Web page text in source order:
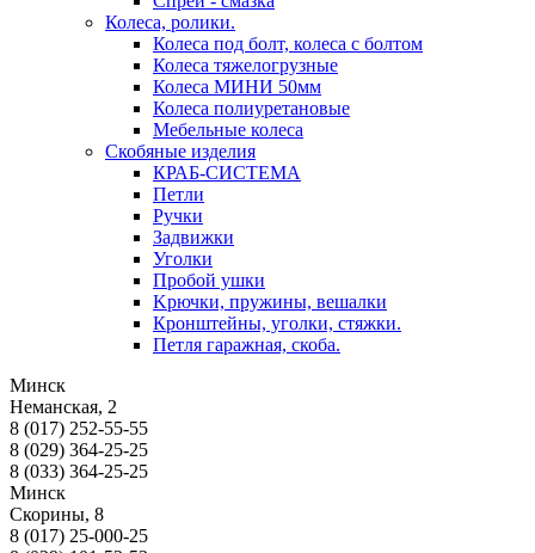
Колеса, ролики.
Колеса под болт, колеса с болтом
Колеса тяжелогрузные
Колеса МИНИ 50мм
Колеса полиуретановые
Мебельные колеса
Скобяные изделия
КРАБ-СИСТЕМА
Петли
Ручки
Задвижки
Уголки
Пробой ушки
Kрючки, пружины, вешалки
Кронштейны, уголки, стяжки.
Петля гаражная, скоба.
Минск
Неманская, 2
8 (017) 252-55-55
8 (029) 364-25-25
8 (033) 364-25-25
Минск
Скорины, 8
8 (017) 25-000-25